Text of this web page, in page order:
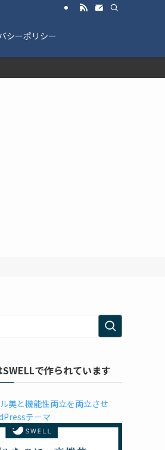
シーポリシー
で作られています
美と機能性両立を両立させ
テーマ